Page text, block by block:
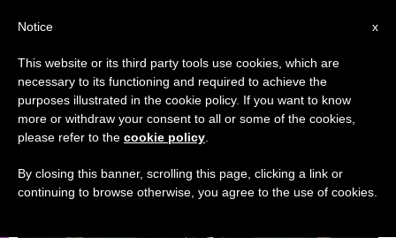
EVENTI SPECIALI
x
Notice
This website or its third party tools use cookies, which are
necessary to its functioning and required to achieve the
purposes illustrated in the cookie policy. If you want to know
more or withdraw your consent to all or some of the cookies,
please refer to the cookie policy
By closing this banner, scrolling this page, clicking a link or
continuing to browse otherwise, you agree to the use of cookies.